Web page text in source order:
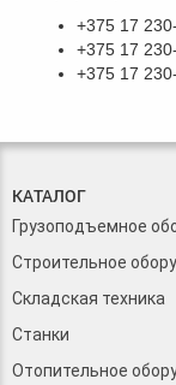
+375 17
+375 17
+375 17
КАТАЛОГ
Грузоподъемное
Строительное
Складская техника
Станки
Отопительное